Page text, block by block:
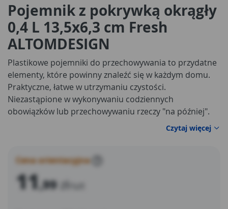
Pojemnik z pokrywką okrągły
0,4 L 13,5x6,3 cm Fresh
ALTOMDESIGN
Plastikowe pojemniki do przechowywania to przydatne
elementy, które powinny znaleźć się w każdym domu.
Praktyczne, łatwe w utrzymaniu czystości.
Niezastąpione w wykonywaniu codziennych
obowiązków lub przechowywaniu rzeczy "na później".
Wykonane z wysokiej jakości tworzywa są gwarancją
trwałości i niezawodności. Odporne na pęknięcia i
Czytaj więcej
Cena orientacyjna
11,99 zł